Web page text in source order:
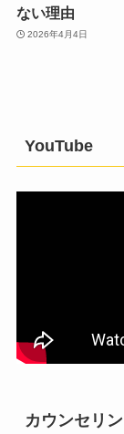
ない理由
2026年4月4日
YouTube
カウンセリ